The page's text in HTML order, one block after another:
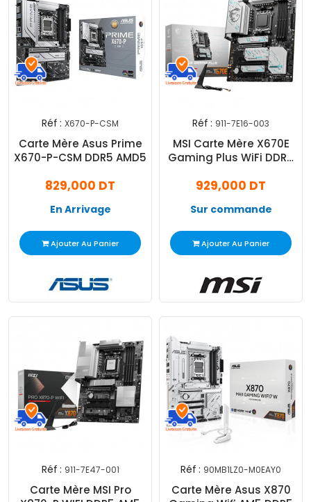
Réf : X670-P-CSM
Carte Mère Asus Prime
X670-P-CSM DDR5 AMD5
829,000 DT
En Arrivage
Ajouter Au Panier
Réf : 911-7E16-003
MSI Carte Mère X670E
Gaming Plus WiFi DDR5
929,000 DT
Sur commande
Ajouter Au Panier
Réf : 911-7E47-001
Carte Mère MSI Pro
Réf : 90MB1LZ0-M0EAY0
Carte Mère Asus X870